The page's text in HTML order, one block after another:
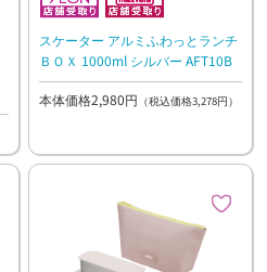
スケーター アルミふわっとランチ
ＢＯＸ 1000ml シルバー AFT10B
本体価格2,980円 （税込価格3,278円）